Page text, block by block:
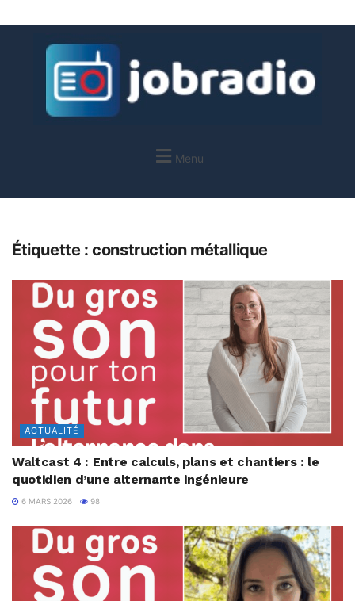
Menu
Étiquette :construction métallique
ACTUALITÉ
Waltcast 4 : Entre calculs, plans et chantiers : le
quotidien d’une alternante ingénieure
6 MARS 2026 98